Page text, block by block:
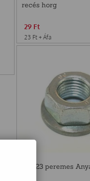
recés horg
29 Ft
23 Ft + Áfa
D6923 peremes